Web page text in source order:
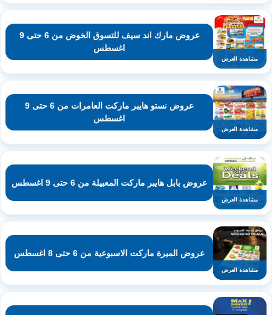
مشاهدة العرض
عروض مارك اند سيف للتسوق الخوض من 6 حتى 9
اغسطس
مشاهدة العرض
عروض نستو هايبر ماركت العامرات من 6 حتى 9
اغسطس
مشاهدة العرض
عروض بابل هايبر ماركت المعبيلة من 6 حتى 9 اغسطس
مشاهدة العرض
عروض الميرة ماركت الاسبوعية من 6 حتى 8 اغسطس